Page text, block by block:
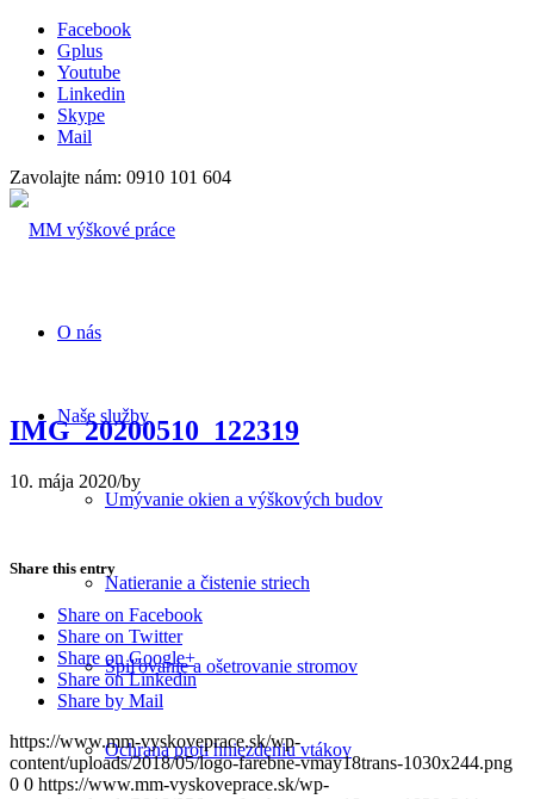
Facebook
Gplus
Youtube
Linkedin
Skype
Mail
Zavolajte nám: 0910 101 604
O nás
Naše služby
Umývanie okien a výškových budov
Natieranie a čistenie striech
Spiľovanie a ošetrovanie stromov
Ochrana proti hniezdeniu vtákov
IMG_20200510_122319
10. mája 2020/by
Share this entry
Share on Facebook
Share on Twitter
Share on Google+
Share on Linkedin
Share by Mail
https://www.mm-vyskoveprace.sk/wp-
content/uploads/2018/05/logo-farebne-vmay18trans-1030x244.png
0 0 https://www.mm-vyskoveprace.sk/wp-